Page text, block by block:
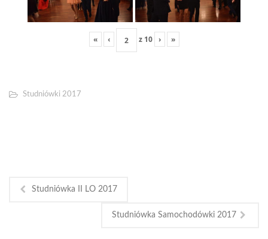
« ‹ z 10 › »
Studniówki 2017
Studniówka II LO 2017
Studniówka Samochodówki 2017